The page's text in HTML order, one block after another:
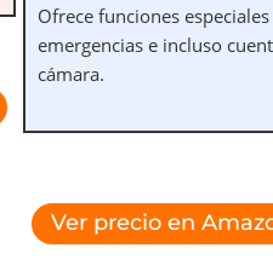
Ofrece funciones
emergencias e incluso
cámara.
Ver precio en